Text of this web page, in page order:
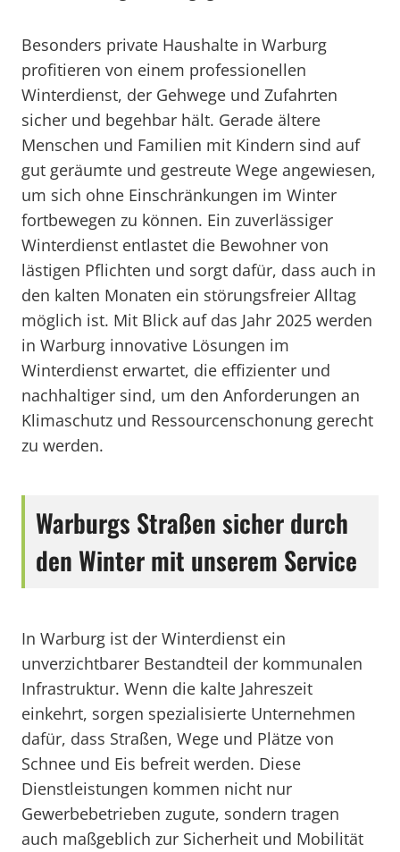
Besonders private Haushalte in Warburg
profitieren von einem professionellen
Winterdienst, der Gehwege und Zufahrten
sicher und begehbar hält. Gerade ältere
Menschen und Familien mit Kindern sind auf
gut geräumte und gestreute Wege angewiesen,
um sich ohne Einschränkungen im Winter
fortbewegen zu können. Ein zuverlässiger
Winterdienst entlastet die Bewohner von
lästigen Pflichten und sorgt dafür, dass auch in
den kalten Monaten ein störungsfreier Alltag
möglich ist. Mit Blick auf das Jahr 2025 werden
in Warburg innovative Lösungen im
Winterdienst erwartet, die effizienter und
nachhaltiger sind, um den Anforderungen an
Klimaschutz und Ressourcenschonung gerecht
zu werden.
Warburgs Straßen sicher durch
den Winter mit unserem Service
In Warburg ist der Winterdienst ein
unverzichtbarer Bestandteil der kommunalen
Infrastruktur. Wenn die kalte Jahreszeit
einkehrt, sorgen spezialisierte Unternehmen
dafür, dass Straßen, Wege und Plätze von
Schnee und Eis befreit werden. Diese
Dienstleistungen kommen nicht nur
Gewerbebetrieben zugute, sondern tragen
auch maßgeblich zur Sicherheit und Mobilität